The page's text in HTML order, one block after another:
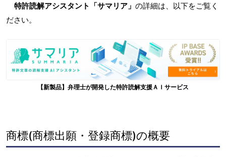
特許読解アシスタント「サマリア」 の詳細は、以下をご覧く
ださい。
【新製品】弁理士が開発した特許読解支援ＡＩサービス
商標(商標出願・登録商標)の概要